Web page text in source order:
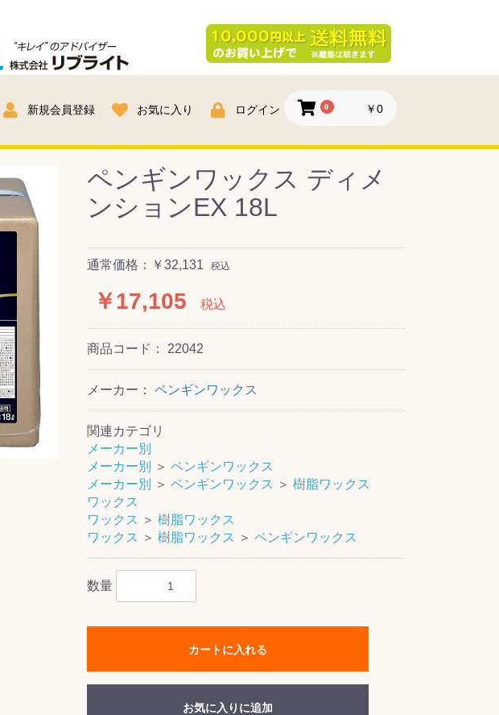
新規会員登録 お気に入り ログイン 0 ￥0
ペンギンワックス ディメ
ンションEX 18L
通常価格：￥32,131 税込
￥17,105 税込
商品コード： 22042
メーカー： ペンギンワックス
関連カテゴリ
メーカー別
メーカー別
＞ ペンギンワックス
メーカー別
＞ ペンギンワックス ＞ 樹脂ワックス
ワックス
ワックス ＞ 樹脂ワックス
ワックス ＞ 樹脂ワックス ＞ ペンギンワックス
数量
カートに入れる
お気に入りに追加